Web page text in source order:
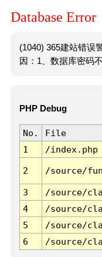
Database Error
(1040) 365建站错误
因：1、数据库密码
PHP Debug
No. File
1
/index.php
2 /source/
3 /source/
4
/source/
5
/source/
6
/source/